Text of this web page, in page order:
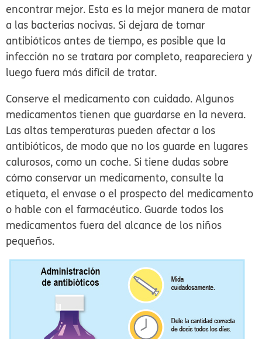
encontrar mejor. Esta es la mejor manera de matar
a las bacterias nocivas. Si dejara de tomar
antibióticos antes de tiempo, es posible que la
infección no se tratara por completo, reapareciera y
luego fuera más difícil de tratar.
Conserve el medicamento con cuidado.Algunos
medicamentos tienen que guardarse en la nevera.
Las altas temperaturas pueden afectar a los
antibióticos, de modo que no los guarde en lugares
calurosos, como un coche. Si tiene dudas sobre
cómo conservar un medicamento, consulte la
etiqueta, el envase o el prospecto del medicamento
o hable con el farmacéutico. Guarde todos los
medicamentos fuera del alcance de los niños
pequeños.